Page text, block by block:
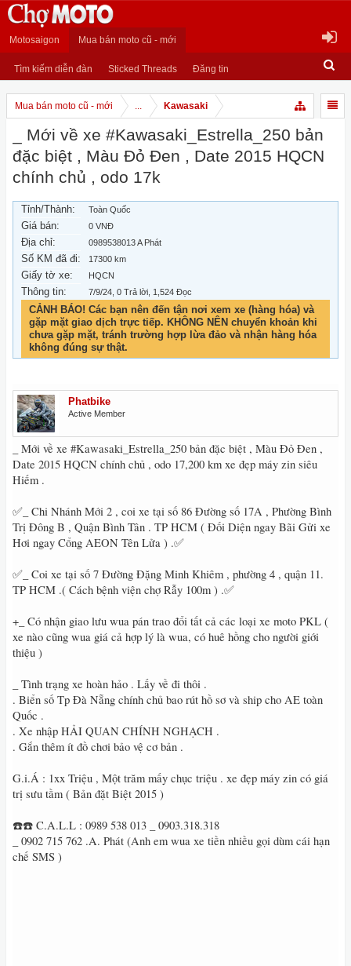
Motosaigon Mua bán moto cũ - mới
Tìm kiếm diễn đàn Sticked Threads Đăng tin
Mua bán moto cũ - mới ... Kawasaki
_ Mới về xe #Kawasaki_Estrella_250 bản
đặc biệt , Màu Đỏ Đen , Date 2015 HQCN
chính chủ , odo 17k
Tỉnh/Thành: Toàn Quốc
Giá bán: 0 VNĐ
Địa chỉ: 0989538013 A Phát
Số KM đã đi: 17300 km
Giấy tờ xe: HQCN
Thông tin: 7/9/24 , 0 Trả lời, 1,524 Đọc
CẢNH BÁO! Các bạn nên đến tận nơi xem xe (hàng hóa) và
gặp mặt giao dịch trực tiếp. KHÔNG NÊN chuyển khoản khi
chưa gặp mặt, tránh trường hợp lừa đảo và nhận hàng hóa
không đúng sự thật.
Phatbike
Active Member
_ Mới về xe #Kawasaki_Estrella_250 bản đặc biệt , Màu Đỏ Đen ,
Date 2015 HQCN chính chủ , odo 17,200 km xe đẹp máy zin siêu
Hiếm .
✅_ Chi Nhánh Mới 2 , coi xe tại số 86 Đường số 17A , Phường Bình
Trị Đông B , Quận Bình Tân . TP HCM ( Đối Diện ngay Bãi Gửi xe
Hơi ngay Cổng AEON Tên Lửa ) .✅
✅_ Coi xe tại số 7 Đường Đặng Minh Khiêm , phường 4 , quận 11.
TP HCM .( Cách bệnh viện chợ Rẫy 100m ) .✅
+_ Có nhận giao lưu wua pán trao đổi tất cả các loại xe moto PKL (
xe nào cũng wua giá cả hợp lý là wua, có huê hồng cho người giới
thiệu )
_ Tình trạng xe hoàn hảo . Lấy về đi thôi .
. Biển số Tp Đà Nẵng chính chủ bao rút hồ sơ và ship cho AE toàn
Quốc .
. Xe nhập HẢI QUAN CHÍNH NGHẠCH .
. Gắn thêm ít đồ chơi bảo vệ cơ bản .
G.i.Á : 1xx Triệu , Một trăm mấy chục triệu . xe đẹp máy zin có giá
trị sưu tầm ( Bản đặt Biệt 2015 )
☎️☎️ C.A.L.L : 0989 538 013 _ 0903.318.318
_ 0902 715 762 .A. Phát (Anh em wua xe tiền nhiều gọi dùm cái hạn
chế SMS )